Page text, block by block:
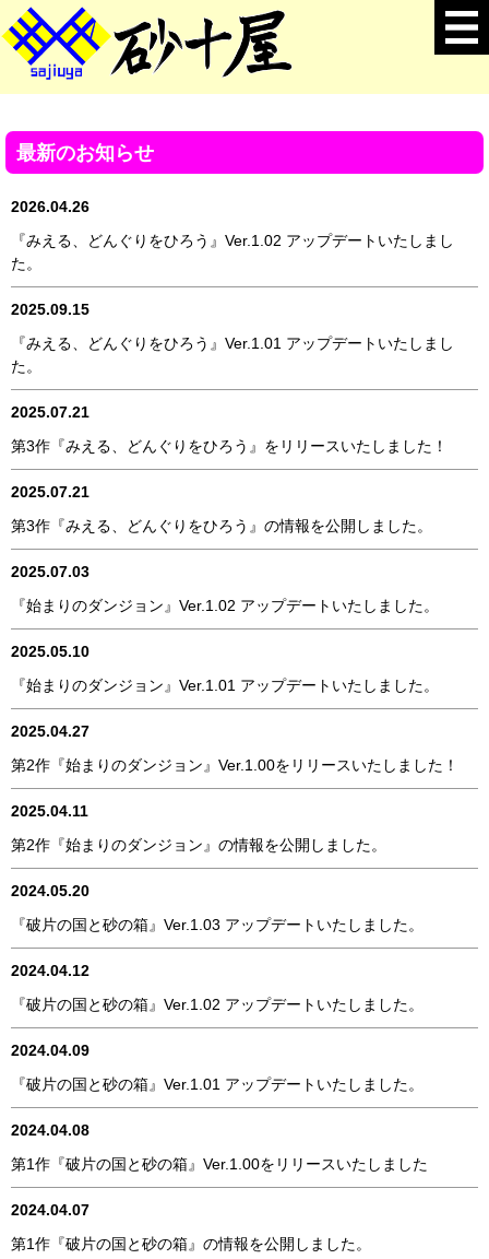
最新のお知らせ
2026.04.26
『みえる、どんぐりをひろう』Ver.1.02 アップデートいたしまし
た。
2025.09.15
『みえる、どんぐりをひろう』Ver.1.01 アップデートいたしまし
た。
2025.07.21
第3作『みえる、どんぐりをひろう』をリリースいたしました！
2025.07.21
第3作『みえる、どんぐりをひろう』の情報を公開しました。
2025.07.03
『始まりのダンジョン』Ver.1.02 アップデートいたしました。
2025.05.10
『始まりのダンジョン』Ver.1.01 アップデートいたしました。
2025.04.27
第2作『始まりのダンジョン』Ver.1.00をリリースいたしました！
2025.04.11
第2作『始まりのダンジョン』の情報を公開しました。
2024.05.20
『破片の国と砂の箱』Ver.1.03 アップデートいたしました。
2024.04.12
『破片の国と砂の箱』Ver.1.02 アップデートいたしました。
2024.04.09
『破片の国と砂の箱』Ver.1.01 アップデートいたしました。
2024.04.08
第1作『破片の国と砂の箱』Ver.1.00をリリースいたしました
2024.04.07
第1作『破片の国と砂の箱』の情報を公開しました。